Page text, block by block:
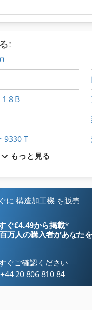
:
8 B
9330 T
8 25 100
もっと見る
に 構造加工機 を販売
ぐ€4.49から掲載*
万人の購入者があなた
ぐご確認ください
+44 20 806 810 84